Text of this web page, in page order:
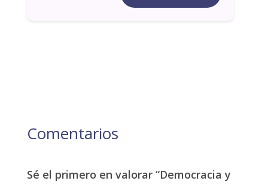
Comentarios
Sé el primero en valorar “Democracia y